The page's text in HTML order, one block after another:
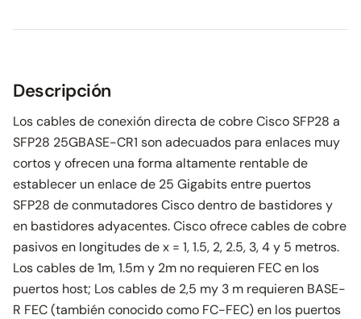
Descripción
Los cables de conexión directa de cobre Cisco SFP28 a
SFP28 25GBASE-CR1 son adecuados para enlaces muy
cortos y ofrecen una forma altamente rentable de
establecer un enlace de 25 Gigabits entre puertos
SFP28 de conmutadores Cisco dentro de bastidores y
en bastidores adyacentes. Cisco ofrece cables de cobre
pasivos en longitudes de x = 1, 1.5, 2, 2.5, 3, 4 y 5 metros.
Los cables de 1m, 1.5m y 2m no requieren FEC en los
puertos host; Los cables de 2,5 my 3 m requieren BASE-
R FEC (también conocido como FC-FEC) en los puertos